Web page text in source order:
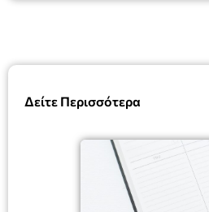
Δείτε Περισσότερα